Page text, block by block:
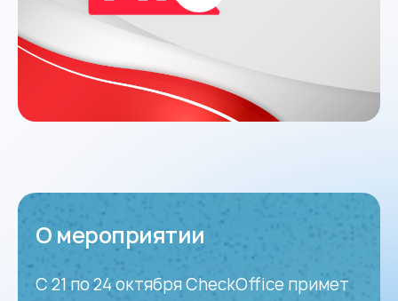
О мероприятии
С 21 по 24 октября СheckOffice примет